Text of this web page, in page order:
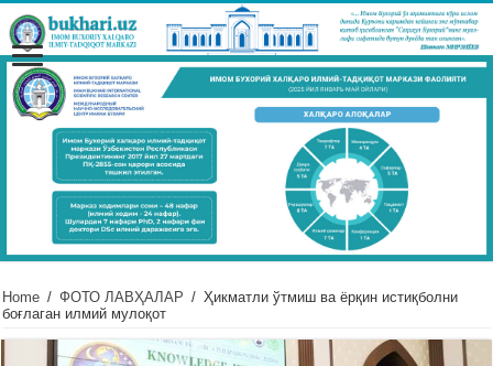
Home / ФОТО ЛАВҲАЛАР / Ҳикматли ўтмиш ва ёрқин истиқболни
боғлаган илмий мулоқот